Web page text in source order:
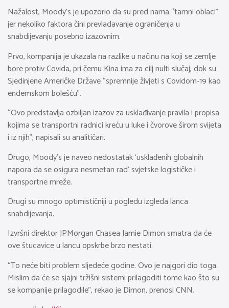
Nažalost, Moody’s je upozorio da su pred nama “tamni oblaci”
jer nekoliko faktora čini prevladavanje ograničenja u
snabdijevanju posebno izazovnim.
Prvo, kompanija je ukazala na razlike u načinu na koji se zemlje
bore protiv Covida, pri čemu Kina ima za cilj nulti slučaj, dok su
Sjedinjene Američke Države “spremnije živjeti s Covidom-19 kao
endemskom bolešću”.
“Ovo predstavlja ozbiljan izazov za usklađivanje pravila i propisa
kojima se transportni radnici kreću u luke i čvorove širom svijeta
i iz njih”, napisali su analitičari.
Drugo, Moody’s je naveo nedostatak ‘usklađenih globalnih
napora da se osigura nesmetan rad’ svjetske logističke i
transportne mreže.
Drugi su mnogo optimističniji u pogledu izgleda lanca
snabdijevanja.
Izvršni direktor JPMorgan Chasea Jamie Dimon smatra da će
ove štucavice u lancu opskrbe brzo nestati.
“To neće biti problem sljedeće godine. Ovo je najgori dio toga.
Mislim da će se sjajni tržišni sistemi prilagoditi tome kao što su
se kompanije prilagodile”, rekao je Dimon, prenosi CNN.